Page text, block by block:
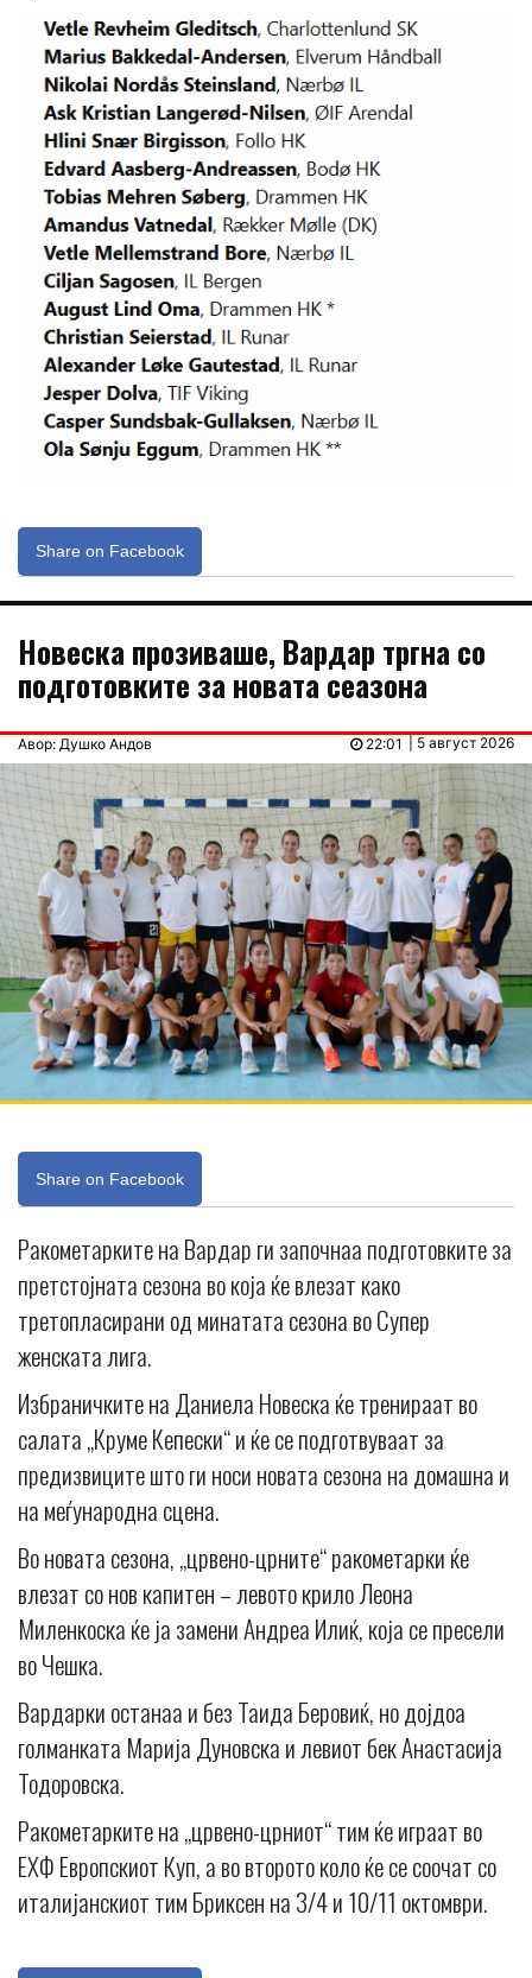
Share on Facebook
Новеска прозиваше, Вардар тргна со
подготовките за новата сеазона
Авор: Душко Андов | 5 август 2026
22:01
Share on Facebook
Ракометарките на Вардар ги започнаа подготовките за
претстојната сезона во која ќе влезат како
третопласирани од минатата сезона во Супер
женската лига.
Избраничките на Даниела Новеска ќе тренираат во
салата „Круме Кепески“ и ќе се подготвуваат за
предизвиците што ги носи новата сезона на домашна и
на меѓународна сцена.
Во новата сезона, „црвено-црните“ ракометарки ќе
влезат со нов капитен – левото крило Леона
Миленкоска ќе ја замени Андреа Илиќ, која се пресели
во Чешка.
Вардарки останаа и без Таида Беровиќ, но дојдоа
голманката Марија Дуновска и левиот бек Анастасија
Тодоровска.
Ракометарките на „црвено-црниот“ тим ќе играат во
ЕХФ Европскиот Куп, а во второто коло ќе се соочат со
италијанскиот тим Бриксен на 3/4 и 10/11 октомври.